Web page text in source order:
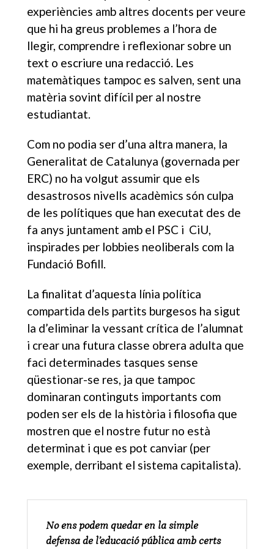
experiències amb altres docents per veure
que hi ha greus problemes a l’hora de
llegir, comprendre i reflexionar sobre un
text o escriure una redacció. Les
matemàtiques tampoc es salven, sent una
matèria sovint difícil per al nostre
estudiantat.
Com no podia ser d’una altra manera, la
Generalitat de Catalunya (governada per
ERC) no ha volgut assumir que els
desastrosos nivells acadèmics són culpa
de les polítiques que han executat des de
fa anys juntament amb el PSC i CiU,
inspirades per lobbies neoliberals com la
Fundació Bofill.
La finalitat d’aquesta línia política
compartida dels partits burgesos ha sigut
la d’eliminar la vessant crítica de l’alumnat
i crear una futura classe obrera adulta que
faci determinades tasques sense
qüestionar-se res, ja que tampoc
dominaran continguts importants com
poden ser els de la història i filosofia que
mostren que el nostre futur no està
determinat i que es pot canviar (per
exemple, derribant el sistema capitalista).
No ens podem quedar en la simple
defensa de l’educació pública amb certs